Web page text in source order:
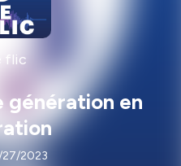
flic
génération en
27/2023